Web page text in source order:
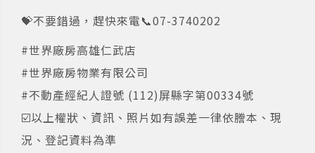
💝不要錯過，趕快來電📞07-3740202
#世界廠房高雄仁武店
#世界廠房物業有限公司
#不動產經紀人證號 (112)屏縣字第00334號
☑️以上權狀、資訊、照片如有誤差一律依謄本、現
況、登記資料為準